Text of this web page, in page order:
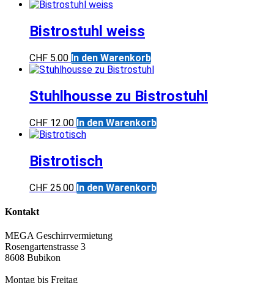
Bistrostuhl weiss
CHF 5.00 In den Warenkorb
Stuhlhousse zu Bistrostuhl
CHF 12.00 In den Warenkorb
Bistrotisch
CHF 25.00 In den Warenkorb
Kontakt
MEGA Geschirrvermietung
Rosengartenstrasse 3
8608 Bubikon
Montag bis Freitag